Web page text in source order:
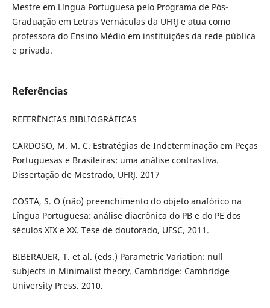
Mestre em Língua Portuguesa pelo Programa de Pós-
Graduação em Letras Vernáculas da UFRJ e atua como
professora do Ensino Médio em instituições da rede pública
e privada.
Referências
REFERÊNCIAS BIBLIOGRÁFICAS
CARDOSO, M. M. C. Estratégias de Indeterminação em Peças
Portuguesas e Brasileiras: uma análise contrastiva.
Dissertação de Mestrado, UFRJ. 2017
COSTA, S. O (não) preenchimento do objeto anafórico na
Língua Portuguesa: análise diacrônica do PB e do PE dos
séculos XIX e XX. Tese de doutorado, UFSC, 2011.
BIBERAUER, T. et al. (eds.) Parametric Variation: null
subjects in Minimalist theory. Cambridge: Cambridge
University Press. 2010.